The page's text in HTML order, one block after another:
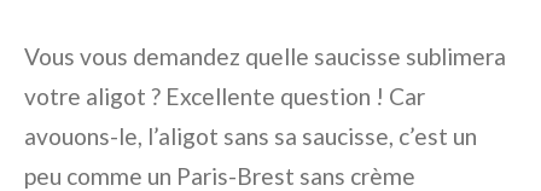
Vous vous demandez quelle saucisse sublimera
votre aligot ? Excellente question ! Car
avouons-le, l’aligot sans sa saucisse, c’est un
peu comme un Paris-Brest sans crème